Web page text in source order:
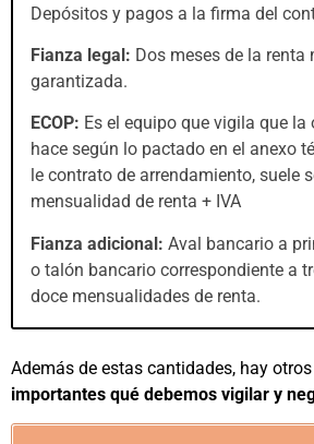
Depósitos y pagos a la firma del
Fianza legal: Dos meses de la renta
garantizada.
ECOP: Es el equipo que vigila que
hace según lo pactado en el anexo
le contrato de arrendamiento, suele
mensualidad de renta + IVA
Fianza adicional: Aval bancario a
o talón bancario correspondiente a
doce mensualidades de renta.
Además de estas cantidades, hay
importantes qué debemos vigilar y